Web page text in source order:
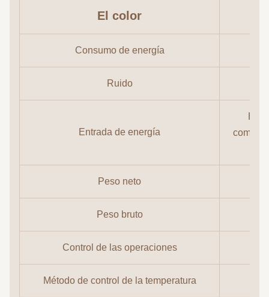
El color
Consumo de energía
Ruido
Entrada de energía
El
Peso neto
Peso bruto
Control de las operaciones
Método de control de la temperatura